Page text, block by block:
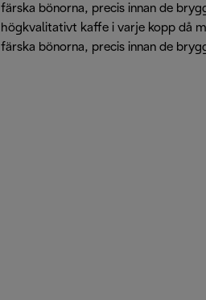
färska bönorna, precis innan de
högkvalitativt kaffe i varje kopp då
färska bönorna, precis innan de